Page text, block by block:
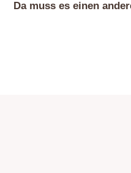
Da muss es einen